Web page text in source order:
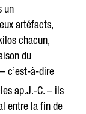
un
artéfacts,
chacun,
du
c’est-à-dire
ap.J.-C. – ils
entre la fin de